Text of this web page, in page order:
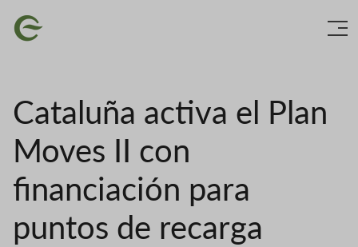
Imaxe
Cataluña activa el Plan
Moves II con
financiación para
puntos de recarga